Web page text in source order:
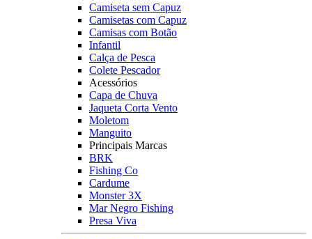
Camiseta sem Capuz
Camisetas com Capuz
Camisas com Botão
Infantil
Calça de Pesca
Colete Pescador
Acessórios
Capa de Chuva
Jaqueta Corta Vento
Moletom
Manguito
Principais Marcas
BRK
Fishing Co
Cardume
Monster 3X
Mar Negro Fishing
Presa Viva